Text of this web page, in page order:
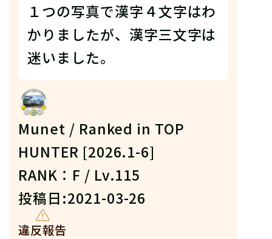
１つの写真で漢字４文字はわ
かりましたが、漢字三文字は
迷いました。
Munet / Ranked in TOP
HUNTER [2026.1-6]
RANK：F / Lv.115
投稿日:2021-03-26
違反報告